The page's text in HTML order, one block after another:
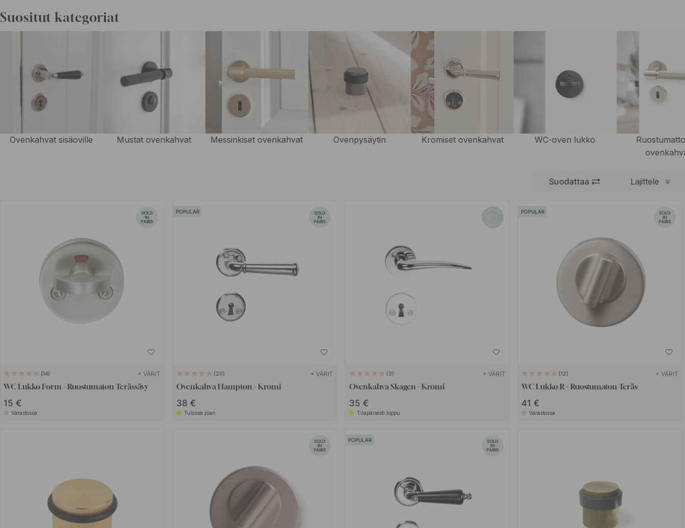
Meiltä löydät laajan valikoiman ovien kahvoja ja painikkeita eri tyyleissä – retrotyylisistä
maalaisromanttisiin, moderneihin ja minimalistisiin vaihtoehtoihin. Jos kotisi sisustus on modernimpi,
Etsitkö ovenkahvaa sisäoveen? Valikoimastamme löydät ovenkahvat sisäoviin
väreissä ja viimeistelyissä – kaikki laadukkailla yksityiskohdilla. Tämä on helppo tapa päivittää kotisi
ilmettä pienellä vaivalla.
nahkapintaiset
ovenpainikkeet. Kaikki tuotteet toimitetaan täydellisinä: kahvat oven molemmille puolille, ruuvit ja
Suositut kategoriat
Ovenkahvat sisäoville Mustat ovenkahvat Messinkiset ovenkahvat Ovenpysäytin Kromiset ovenkahvat WC-oven lukko
Lajittele
Suodattaa
14 + VÄRIT
WC Lukko Form - Ruostumaton Terässävy
15 €
Varastossa
POPULAR
20 + VÄRIT
Ovenkahva Hampton - Kromi
38 €
Tulossa pian
3 + VÄRIT
Ovenkahva Skagen - Kromi
35 €
Tilapäisesti loppu
POPULAR
12 + VÄRIT
WC Lukko R - Ruostumaton Teräs
41 €
Varastossa
POPULAR